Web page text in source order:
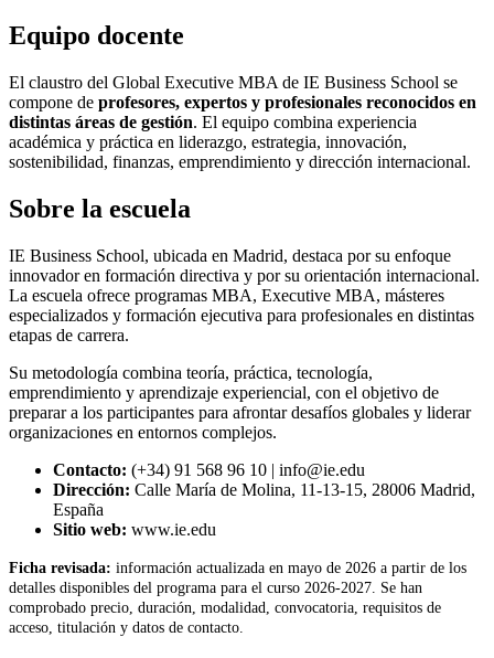
Equipo docente
El claustro del Global Executive MBA de IE Business School se
compone de profesores, expertos y profesionales reconocidos en
distintas áreas de gestión. El equipo combina experiencia
académica y práctica en liderazgo, estrategia, innovación,
sostenibilidad, finanzas, emprendimiento y dirección internacional.
Sobre la escuela
IE Business School, ubicada en Madrid, destaca por su enfoque
innovador en formación directiva y por su orientación internacional.
La escuela ofrece programas MBA, Executive MBA, másteres
especializados y formación ejecutiva para profesionales en distintas
etapas de carrera.
Su metodología combina teoría, práctica, tecnología,
emprendimiento y aprendizaje experiencial, con el objetivo de
preparar a los participantes para afrontar desafíos globales y liderar
organizaciones en entornos complejos.
Contacto: (+34) 91 568 96 10 | info@ie.edu
Dirección: Calle María de Molina, 11-13-15, 28006 Madrid,
España
Sitio web: www.ie.edu
Ficha revisada: información actualizada en mayo de 2026 a partir de los
detalles disponibles del programa para el curso 2026-2027. Se han
comprobado precio, duración, modalidad, convocatoria, requisitos de
acceso, titulación y datos de contacto.